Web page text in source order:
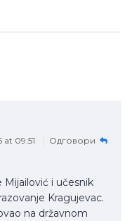
at 09:51 Одговори
Mijailović i učesnik
Kragujevac.
na državnom